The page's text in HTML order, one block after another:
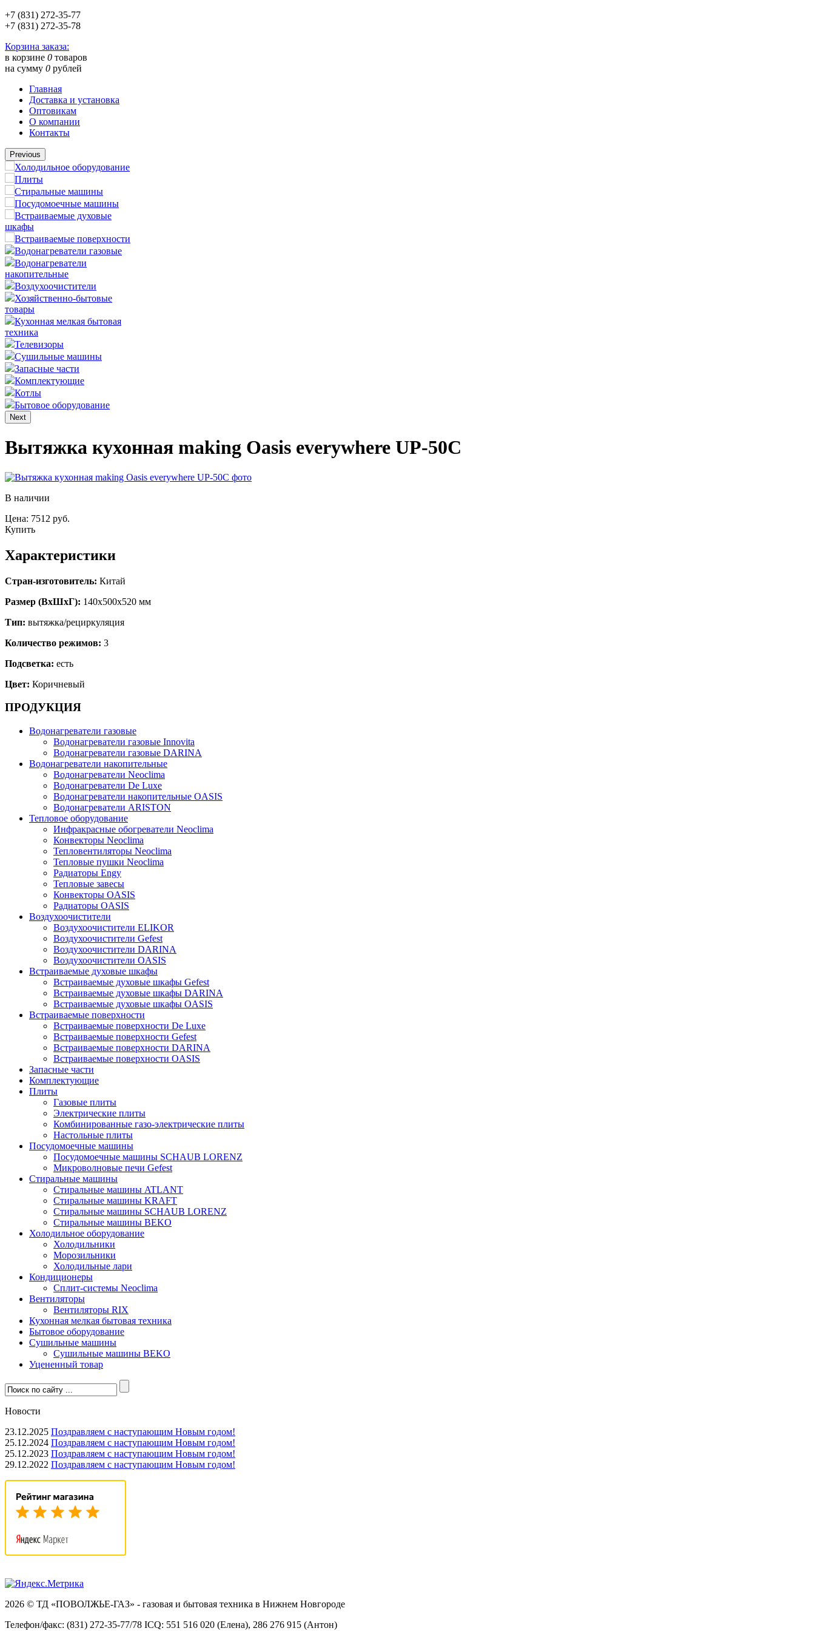
+7 (831) 272-35-77
+7 (831) 272-35-78
Корзина заказа:
в корзине 0 товаров
на сумму 0 рублей
Главная
Доставка и установка
Оптовикам
О компании
Контакты
Previous
Холодильное оборудование
Плиты
Стиральные машины
Посудомоечные машины
Встраиваемые духовые
шкафы
Встраиваемые поверхности
Водонагреватели газовые
Водонагреватели
накопительные
Воздухоочистители
Хозяйственно-бытовые
товары
Кухонная мелкая бытовая
техника
Телевизоры
Сушильные машины
Запасные части
Комплектующие
Котлы
Бытовое оборудование
Next
Вытяжка кухонная making Оasis everywhere UP-50C
В наличии
Цена: 7512 руб.
Купить
Характеристики
Стран-изготовитель: Китай
Размер (ВхШхГ): 140х500х520 мм
Тип: вытяжка/рециркуляция
Количество режимов: 3
Подсветка: есть
Цвет: Коричневый
ПРОДУКЦИЯ
Водонагреватели газовые
Водонагреватели газовые Innovita
Водонагреватели газовые DARINA
Водонагреватели накопительные
Водонагреватели Neoclima
Водонагреватели De Luxe
Водонагреватели накопительные OASIS
Водонагреватели ARISTON
Тепловое оборудование
Инфракрасные обогреватели Neoclima
Конвекторы Neoclima
Тепловентиляторы Neoclima
Тепловые пушки Neoclima
Радиаторы Engy
Тепловые завесы
Конвекторы OASIS
Радиаторы OASIS
Воздухоочистители
Воздухоочистители ELIKOR
Воздухоочистители Gefest
Воздухоочистители DARINA
Воздухоочистители OASIS
Встраиваемые духовые шкафы
Встраиваемые духовые шкафы Gefest
Встраиваемые духовые шкафы DARINA
Встраиваемые духовые шкафы OASIS
Встраиваемые поверхности
Встраиваемые поверхности De Luxe
Встраиваемые поверхности Gefest
Встраиваемые поверхности DARINA
Встраиваемые поверхности OASIS
Запасные части
Комплектующие
Плиты
Газовые плиты
Электрические плиты
Комбинированные газо-электрические плиты
Настольные плиты
Посудомоечные машины
Посудомоечные машины SCHAUB LORENZ
Микроволновые печи Gefest
Стиральные машины
Стиральные машины ATLANT
Стиральные машины KRAFT
Стиральные машины SCHAUB LORENZ
Стиральные машины BEKO
Холодильное оборудование
Холодильники
Морозильники
Холодильные лари
Кондиционеры
Сплит-системы Neoclima
Вентиляторы
Вентиляторы RIX
Кухонная мелкая бытовая техника
Бытовое оборудование
Сушильные машины
Сушильные машины BEKO
Уцененный товар
Новости
23.12.2025 Поздравляем с наступающим Новым годом!
25.12.2024 Поздравляем с наступающим Новым годом!
25.12.2023 Поздравляем с наступающим Новым годом!
29.12.2022 Поздравляем с наступающим Новым годом!
2026 © ТД «ПОВОЛЖЬЕ-ГАЗ» - газовая и бытовая техника в Нижнем Новгороде
Телефон/факс: (831) 272-35-77/78 ICQ: 551 516 020 (Елена), 286 276 915 (Антон)